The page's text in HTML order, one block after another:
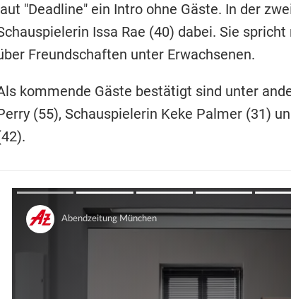
"Deadline" ein Intro ohne Gäste. In der
Issa Rae (40) dabei. Sie
Freundschaften unter Erwachsenen.
kommende Gäste bestätigt sind unter
(55), Schauspielerin Keke Palmer (31)